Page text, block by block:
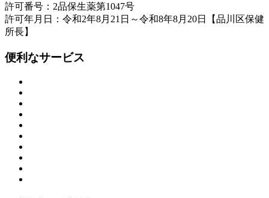
許可番号：2品保生薬第1047号
許可年月日：令和2年8月21日～令和8年8月20日【品川区保健
所長】
便利なサービス